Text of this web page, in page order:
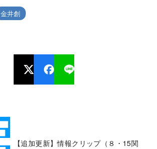
金井創
【追加更新】情報クリップ（８・15関